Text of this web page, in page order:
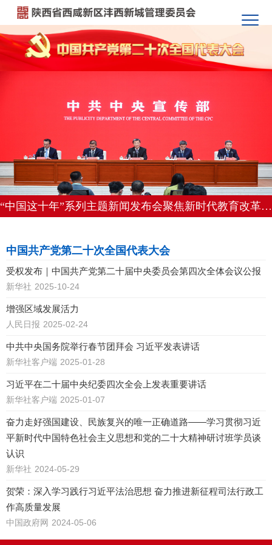
“中国这十年”系列主题新闻发布会聚焦新时代教育改革发展成效
中国共产党第二十次全国代表大会
受权发布｜中国共产党第二十届中央委员会第四次全体会议公报
新华社 2025-10-24
增强区域发展活力
人民日报 2025-02-24
中共中央国务院举行春节团拜会 习近平发表讲话
新华社客户端 2025-01-28
习近平在二十届中央纪委四次全会上发表重要讲话
新华社客户端 2025-01-07
奋力走好强国建设、民族复兴的唯一正确道路——学习贯彻习近
平新时代中国特色社会主义思想和党的二十大精神研讨班学员谈
认识
新华社 2024-05-29
贺荣：深入学习践行习近平法治思想 奋力推进新征程司法行政工
作高质量发展
中国政府网 2024-05-06